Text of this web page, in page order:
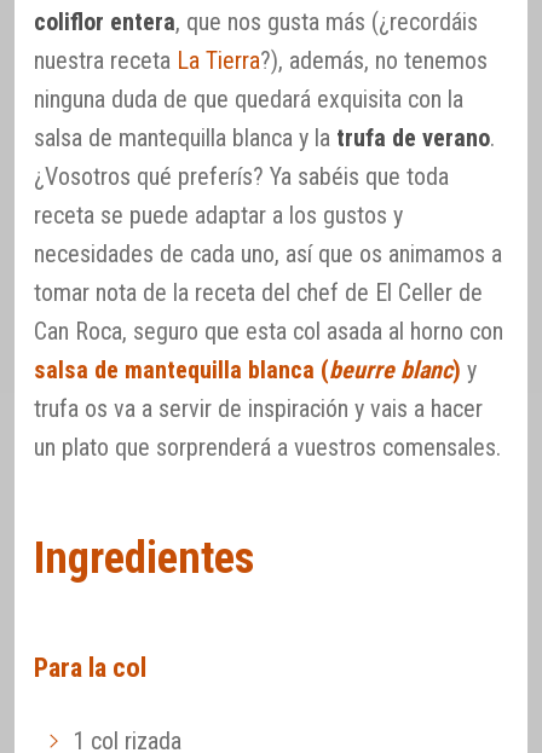
coliflor entera, que nos gusta más (¿recordáis
nuestra receta La Tierra?), además, no tenemos
ninguna duda de que quedará exquisita con la
salsa de mantequilla blanca y la trufa de verano.
¿Vosotros qué preferís? Ya sabéis que toda
receta se puede adaptar a los gustos y
necesidades de cada uno, así que os animamos a
tomar nota de la receta del chef de El Celler de
Can Roca, seguro que esta col asada al horno con
salsa de mantequilla blanca (beurre blanc) y
trufa os va a servir de inspiración y vais a hacer
un plato que sorprenderá a vuestros comensales.
Ingredientes
Para la col
1 col rizada